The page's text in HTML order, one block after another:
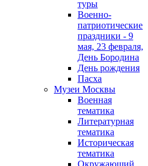
туры
Военно-
патриотические
праздники - 9
мая, 23 февраля,
День Бородина
День рождения
Пасха
Музеи Москвы
Военная
тематика
Литературная
тематика
Историческая
тематика
Окружающий